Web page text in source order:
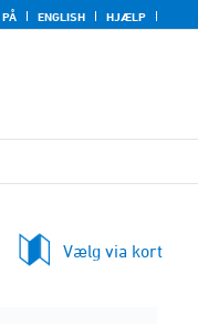
ENGLISH HJÆLP
Vælg via kort